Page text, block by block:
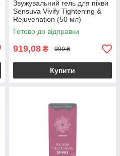
Звужувальний гель для піхви
Sensuva Vivify Tightening &
Rejuvenation (50 мл)
Готово до відправки
919,08 ₴ 999 ₴
Купити